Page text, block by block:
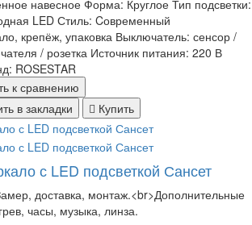
навесное Форма: Круглое Тип подсветки:
LED Стиль: Cовременный
крепёж, упаковка Выключатель: сенсор /
/ розетка Источник питания: 220 В
ROSESTAR
к сравнению
в закладки Купить
с LED подсветкой Сансет
доставка, монтаж.<br>Дополнительные
часы, музыка, линза.